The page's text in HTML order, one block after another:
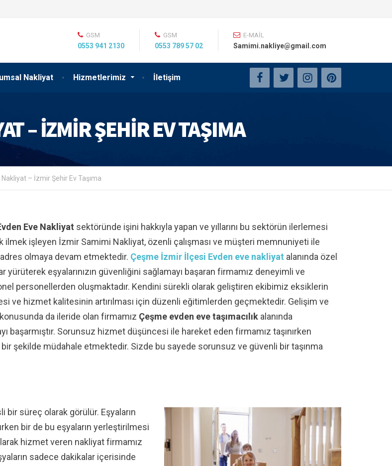
Nakliyat Hizmetlerimiz İletişim
GSM
0553 941 2130
GSM
0553 789 57 02
E-MAİL
Samimi.nakliye@gmail.com
– İZMIR ŞEHIR EV TAŞIMA
– İzmir Şehir Ev Taşıma
Eve Nakliyat sektöründe işini hakkıyla yapan ve yıllarını bu sektörün ilerlemesi
ilmek işleyen İzmir Samimi Nakliyat, özenli çalışması ve müşteri memnuniyeti ile
olmaya devam etmektedir. Çeşme İzmir İlçesi Evden eve nakliyat alanında özel
yürüterek eşyalarınızın güvenliğini sağlamayı başaran firmamız deneyimli ve
personellerden oluşmaktadır. Kendini sürekli olarak geliştiren ekibimiz eksiklerin
ve hizmet kalitesinin artırılması için düzenli eğitimlerden geçmektedir. Gelişim ve
da ileride olan firmamız Çeşme evden eve taşımacılık alanında
Sorunsuz hizmet düşüncesi ile hareket eden firmamız taşınırken
şekilde müdahale etmektedir. Sizde bu sayede sorunsuz ve güvenli bir taşınma
bir süreç olarak görülür. Eşyaların
bir de bu eşyaların yerleştirilmesi
hizmet veren nakliyat firmamız
sadece dakikalar içerisinde